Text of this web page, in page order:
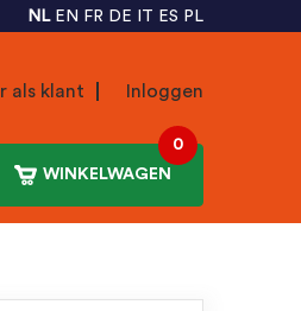
NL EN FR DE IT ES PL
als klant Inloggen
WINKELWAGEN
0